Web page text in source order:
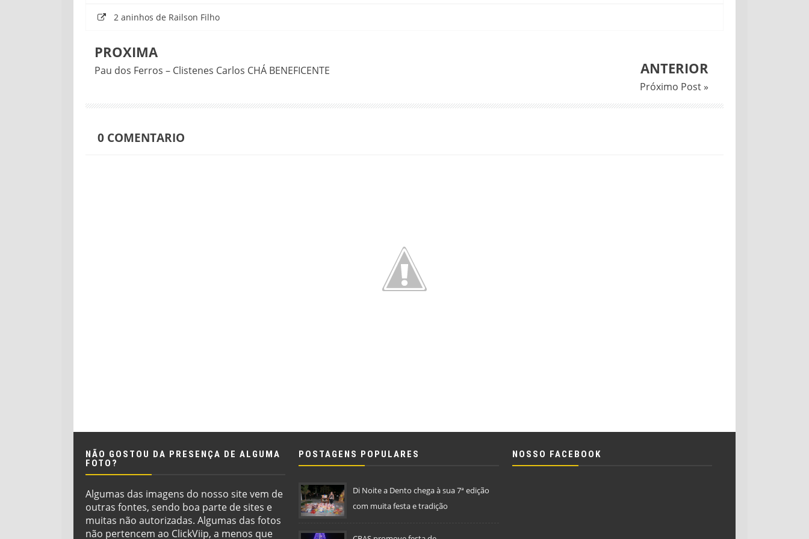
2 aninhos de Railson Filho
PROXIMA
Pau dos Ferros – Clistenes Carlos CHÁ BENEFICENTE ANTERIOR
Próximo Post »
0 COMENTARIO
NÃO GOSTOU DA PRESENÇA DE ALGUMA
FOTO?
Algumas das imagens do nosso site vem de
outras fontes, sendo boa parte de sites e
muitas não autorizadas. Algumas das fotos
não pertencem ao ClickViip, a menos que
POSTAGENS POPULARES
Di Noite a Dento chega à sua 7ª edição
com muita festa e tradição
NOSSO FACEBOOK